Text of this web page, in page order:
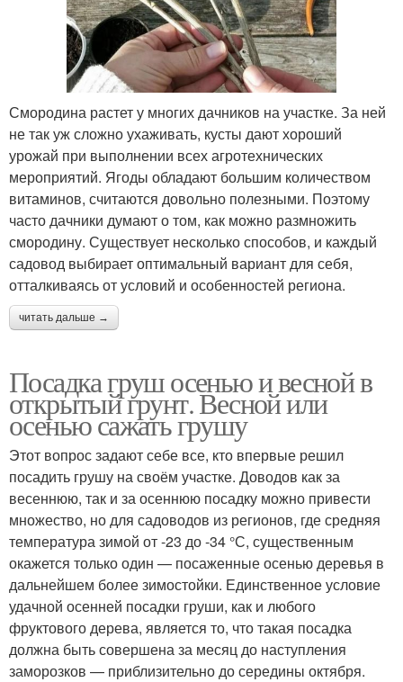
Смородина растет у многих дачников на участке. За ней
не так уж сложно ухаживать, кусты дают хороший
урожай при выполнении всех агротехнических
мероприятий. Ягоды обладают большим количеством
витаминов, считаются довольно полезными. Поэтому
часто дачники думают о том, как можно размножить
смородину. Существует несколько способов, и каждый
садовод выбирает оптимальный вариант для себя,
отталкиваясь от условий и особенностей региона.
читать дальше →
Посадка груш осенью и весной в
открытый грунт. Весной или
осенью сажать грушу
Этот вопрос задают себе все, кто впервые решил
посадить грушу на своём участке. Доводов как за
весеннюю, так и за осеннюю посадку можно привести
множество, но для садоводов из регионов, где средняя
температура зимой от -23 до -34 °С, существенным
окажется только один — посаженные осенью деревья в
дальнейшем более зимостойки. Единственное условие
удачной осенней посадки груши, как и любого
фруктового дерева, является то, что такая посадка
должна быть совершена за месяц до наступления
заморозков — приблизительно до середины октября.